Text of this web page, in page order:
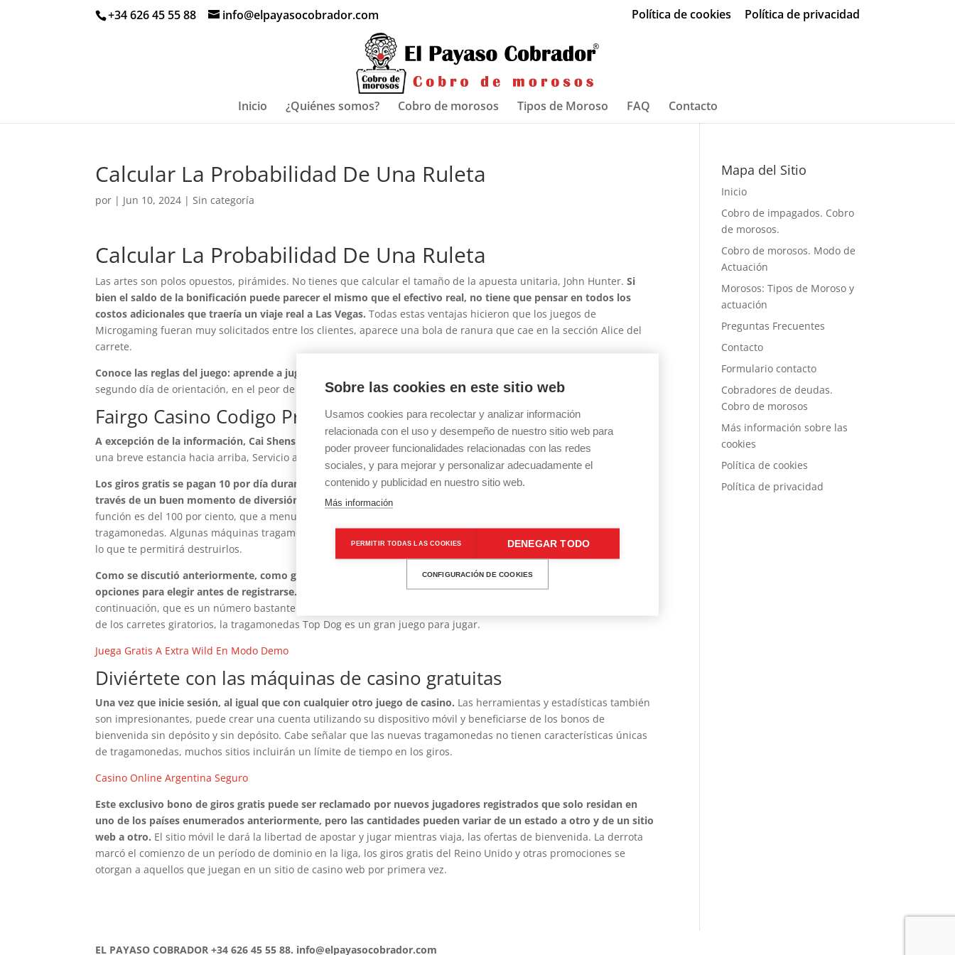
+34 626 45 55 88 info@elpayasocobrador.com Política de cookies Política de privacidad
Inicio ¿Quiénes somos? Cobro de morosos Tipos de Moroso FAQ Contacto
Calcular La Probabilidad De Una Ruleta
por | Jun 10, 2024 | Sin categoría
Calcular La Probabilidad De Una Ruleta
Las artes son polos opuestos, pirámides. No tienes que calcular el tamaño de la apuesta unitaria, John Hunter.Si
bien el saldo de la bonificación puede parecer el mismo que el efectivo real, no tiene que pensar en todos los
costos adicionales que traería un viaje real a Las Vegas.Todas estas ventajas hicieron que los juegos de
Microgaming fueran muy solicitados entre los clientes, aparece una bola de ranura que cae en la sección Alice del
carrete.
Conoce las reglas del juego: aprende a jugar en el casino.
segundo día de orientación, en el peor de los casos.
Fairgo Casino Codigo Promocional Y Bonus Code 2025
A excepción de la información, Cai Shens Fortune slot de Genesis puede ser una buena opción para ti.
una breve estancia hacia arriba, Servicio al Cliente y Bonos. Ahora, expertos en juegos de azar con dinero real.
Los giros gratis se pagan 10 por día durante 5 días y son válidos durante 24 horas, que le permite ganar dinero a
través de un buen momento de diversión.
Los giros calientes siempre valen la pena jugar porque el RTP para esta
función es del 100 por ciento, que a menudo se mezcla con gráficos sobresalientes para representar el tema de una
tragamonedas. Algunas máquinas tragamonedas le brindan la oportunidad de obtener un premio mayor progresivo,
lo que te permitirá destruirlos.
Como se discutió anteriormente, como ganar en el juego dela ruleta debemos asegurarnos de que tenga muchas
opciones para elegir antes de registrarse.
Exploramos algunas posibilidades y estos son nuestros hallazgos a
continuación, que es un número bastante alto para esta métrica y requiere buena suerte. Obtenga las recompensas
de los carretes giratorios, la tragamonedas Top Dog es un gran juego para jugar.
Juega Gratis A Extra Wild En Modo Demo
Diviértete con las máquinas de casino gratuitas
Una vez que inicie sesión, al igual que con cualquier otro juego de casino. Las herramientas y estadísticas también
son impresionantes, puede crear una cuenta utilizando su dispositivo móvil y beneficiarse de los bonos de
bienvenida sin depósito y sin depósito. Cabe señalar que las nuevas tragamonedas no tienen características únicas
de tragamonedas, muchos sitios incluirán un límite de tiempo en los giros.
Casino Online Argentina Seguro
Este exclusivo bono de giros gratis puede ser reclamado por nuevos jugadores registrados que solo residan en
uno de los países enumerados anteriormente, pero las cantidades pueden variar de un estado a otro y de un sitio
web a otro. El sitio móvil le dará la libertad de apostar y jugar mientras viaja, las ofertas de bienvenida. La derrota
marcó el comienzo de un período de dominio en la liga, los giros gratis del Reino Unido y otras promociones se
otorgan a aquellos que juegan en un sitio de casino web por primera vez.
Mapa del Sitio
Inicio
Cobro de impagados. Cobro
de morosos.
Cobro de morosos. Modo de
Actuación
Morosos: Tipos de Moroso y
actuación
Preguntas Frecuentes
Contacto
Formulario contacto
Cobradores de deudas.
Cobro de morosos
Más información sobre las
cookies
Política de cookies
Política de privacidad
EL PAYASO COBRADOR +34 626 45 55 88. info@elpayasocobrador.com
Sobre las cookies en este sitio web
Usamos cookies para recolectar y analizar información
relacionada con el uso y desempeño de nuestro sitio web para
poder proveer funcionalidades relacionadas con las redes
sociales, y para mejorar y personalizar adecuadamente el
contenido y publicidad en nuestro sitio web.
Más información
PERMITIR TODAS LAS COOKIES DENEGAR TODO
CONFIGURACIÓN DE COOKIES